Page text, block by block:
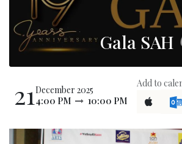
Gala SAH
21December 2025
4:00 PM
10:00 PM
Add to